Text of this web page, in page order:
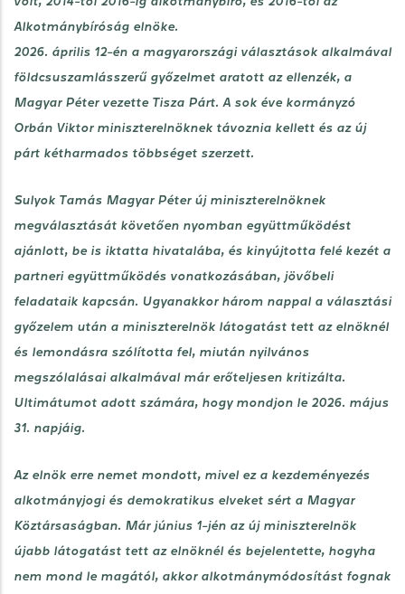
Alkotmánybíróság elnöke.
2026. április 12-én a magyarországi választások alkalmával
földcsuszamlásszerű győzelmet aratott az ellenzék, a
Magyar Péter vezette Tisza Párt. A sok éve kormányzó
Orbán Viktor miniszterelnöknek távoznia kellett és az új
párt kétharmados többséget szerzett.
Sulyok Tamás Magyar Péter új miniszterelnöknek
megválasztását követően nyomban együttműködést
ajánlott, be is iktatta hivatalába, és kinyújtotta felé kezét a
partneri együttműködés vonatkozásában, jövőbeli
feladataik kapcsán. Ugyanakkor három nappal a választási
győzelem után a miniszterelnök látogatást tett az elnöknél
és lemondásra szólította fel, miután nyilvános
megszólalásai alkalmával már erőteljesen kritizálta.
Ultimátumot adott számára, hogy mondjon le 2026. május
31. napjáig.
Az elnök erre nemet mondott, mivel ez a kezdeményezés
alkotmányjogi és demokratikus elveket sért a Magyar
Köztársaságban. Már június 1-jén az új miniszterelnök
újabb látogatást tett az elnöknél és bejelentette, hogyha
nem mond le magától, akkor alkotmánymódosítást fognak